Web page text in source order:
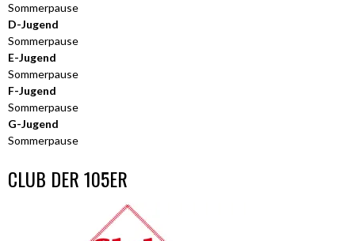
Sommerpause
D-Jugend
Sommerpause
E-Jugend
Sommerpause
F-Jugend
Sommerpause
G-Jugend
Sommerpause
CLUB DER 105ER